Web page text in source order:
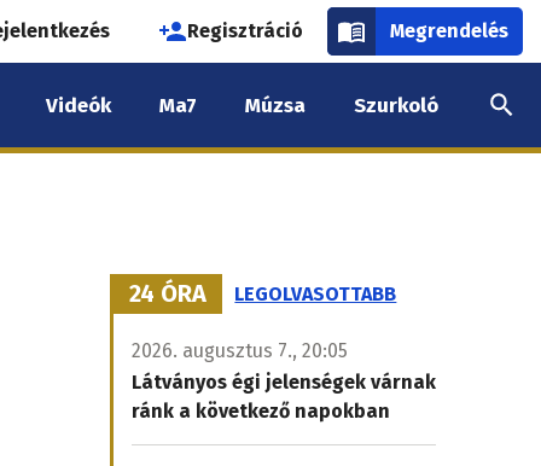
Regisztráció Megrendelés
Videók Ma7 Múzsa Szurkoló
24 ÓRA LEGOLVASOTTABB
2026. augusztus 7., 20:05
Látványos égi jelenségek várnak
ránk a következő napokban